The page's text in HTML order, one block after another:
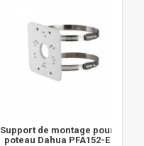
Support de montage pour
poteau Dahua PFA152-E